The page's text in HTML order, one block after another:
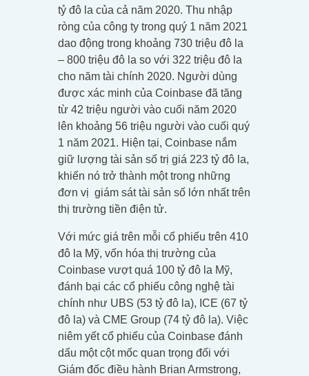
tỷ đô la của cả năm 2020. Thu nhập
ròng của công ty trong quý 1 năm 2021
dao động trong khoảng 730 triệu đô la
– 800 triệu đô la so với 322 triệu đô la
cho năm tài chính 2020. Người dùng
được xác minh của Coinbase đã tăng
từ 42 triệu người vào cuối năm 2020
lên khoảng 56 triệu người vào cuối quý
1 năm 2021. Hiện tại, Coinbase nắm
giữ lượng tài sản số trị giá 223 tỷ đô la,
khiến nó trở thành một trong những
đơn vị giám sát tài sản số lớn nhất trên
thị trường tiền điện tử.
Với mức giá trên mỗi cổ phiếu trên 410
đô la Mỹ, vốn hóa thị trường của
Coinbase vượt quá 100 tỷ đô la Mỹ,
đánh bại các cổ phiếu công nghệ tài
chính như UBS (53 tỷ đô la), ICE (67 tỷ
đô la) và CME Group (74 tỷ đô la). Việc
niêm yết cổ phiếu của Coinbase đánh
dấu một cột mốc quan trọng đối với
Giám đốc điều hành Brian Armstrong,